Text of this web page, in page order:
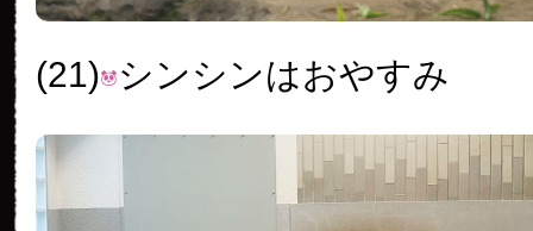
(21) シンシンはおやすみ